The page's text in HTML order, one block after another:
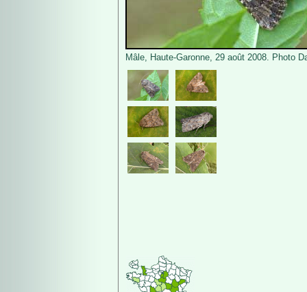
Mâle, Haute-Garonne, 29 août 2008. Photo